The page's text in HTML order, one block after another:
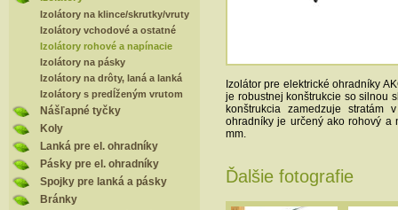
Izolátory na klince/skrutky/vruty
Izolátory vchodové a ostatné
Izolátory rohové a napínacie
Izolátory na pásky
Izolátory na drôty, laná a lanká
Izolátory s predĺženým vrutom
Nášľapné tyčky
Koly
Lanká pre el. ohradníky
Pásky pre el. ohradníky
Spojky pre lanká a pásky
Bránky
Izolátor pre elektrické ohradníky
je robustnej konštrukcie so silnou
konštrukcia zamedzuje
ohradníky je určený ako rohový
mm.
Ďalšie fotografie